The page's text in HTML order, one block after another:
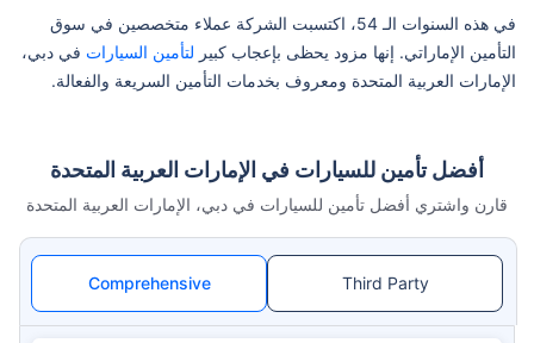
في هذه السنوات الـ 54، اكتسبت الشركة عملاء متخصصين في سوق
التأمين الإماراتي. إنها مزود يحظى بإعجاب كبير لتأمين السيارات في دبي،
الإمارات العربية المتحدة ومعروف بخدمات التأمين السريعة والفعالة.
أفضل تأمين للسيارات في الإمارات العربية المتحدة
قارن واشتري أفضل تأمين للسيارات في دبي، الإمارات العربية المتحدة
Comprehensive Third Party